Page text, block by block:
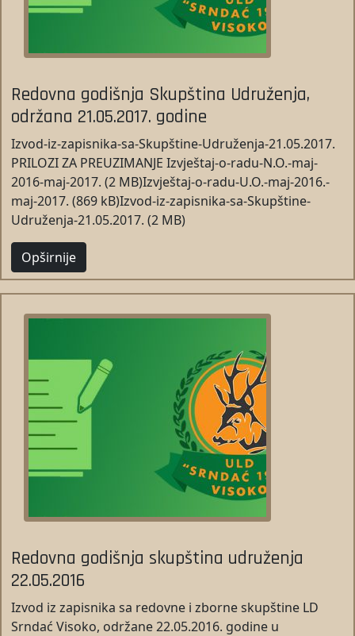
Redovna godišnja Skupština Udruženja,
održana 21.05.2017. godine
Izvod-iz-zapisnika-sa-Skupštine-Udruženja-21.05.2017.
PRILOZI ZA PREUZIMANJE Izvještaj-o-radu-N.O.-maj-
2016-maj-2017. (2 MB)Izvještaj-o-radu-U.O.-maj-2016.-
maj-2017. (869 kB)Izvod-iz-zapisnika-sa-Skupštine-
Udruženja-21.05.2017. (2 MB)
Opširnije
Redovna godišnja skupština udruženja
22.05.2016
Izvod iz zapisnika sa redovne i zborne skupštine LD
Srndać Visoko, održane 22.05.2016. godine u